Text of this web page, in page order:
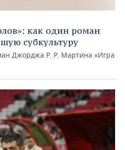
как один роман
субкультуру
Джорджа Р. Р. Мартина «Игра